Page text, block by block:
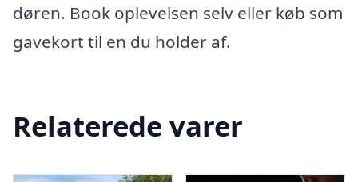
døren. Book oplevelsen selv eller køb som
gavekort til en du holder af.
Relaterede varer